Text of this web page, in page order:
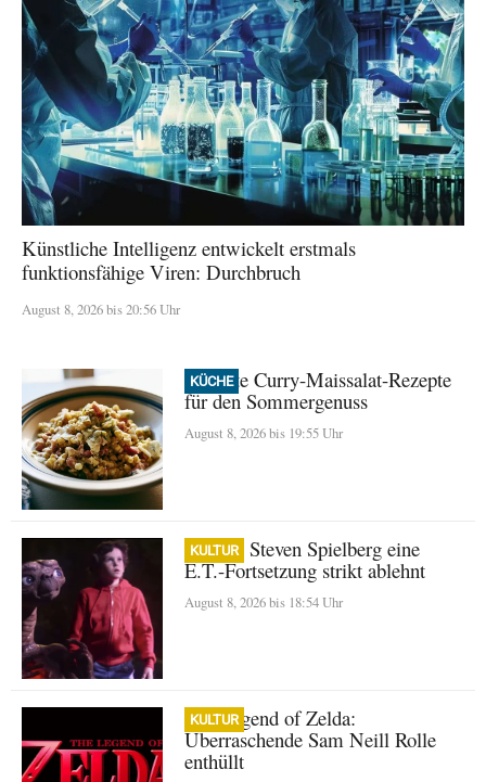
Künstliche Intelligenz entwickelt erstmals
funktionsfähige Viren: Durchbruch
August 8, 2026 bis 20:56 Uhr
KÜCHE
Perfekte Curry-Maissalat-Rezepte
für den Sommergenuss
August 8, 2026 bis 19:55 Uhr
KULTUR
Warum Steven Spielberg eine
E.T.-Fortsetzung strikt ablehnt
August 8, 2026 bis 18:54 Uhr
KULTUR
The Legend of Zelda:
Überraschende Sam Neill Rolle
enthüllt